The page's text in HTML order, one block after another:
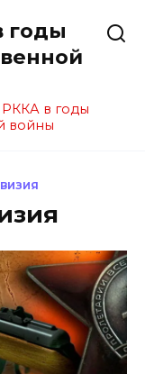
годы
РККА в годы
войны